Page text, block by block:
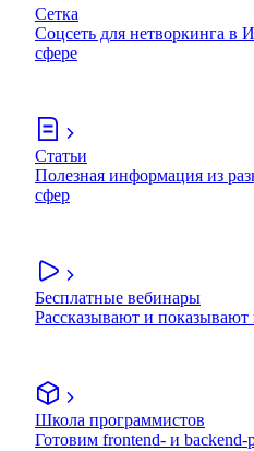
Сетка
Соцсеть для нетворкинга в
сфере
Статьи
Полезная информация из
сфер
Бесплатные вебинары
Рассказывают и
Школа программистов
Готовим frontend- и backend-